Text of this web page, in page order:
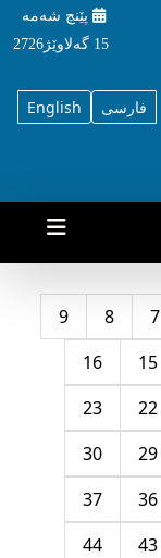
پێنچ شه‌مه‌
15 گه‌لاوێژ2726
English فارسی
7
8
9
15
16
22
23
29
30
36
37
43
44